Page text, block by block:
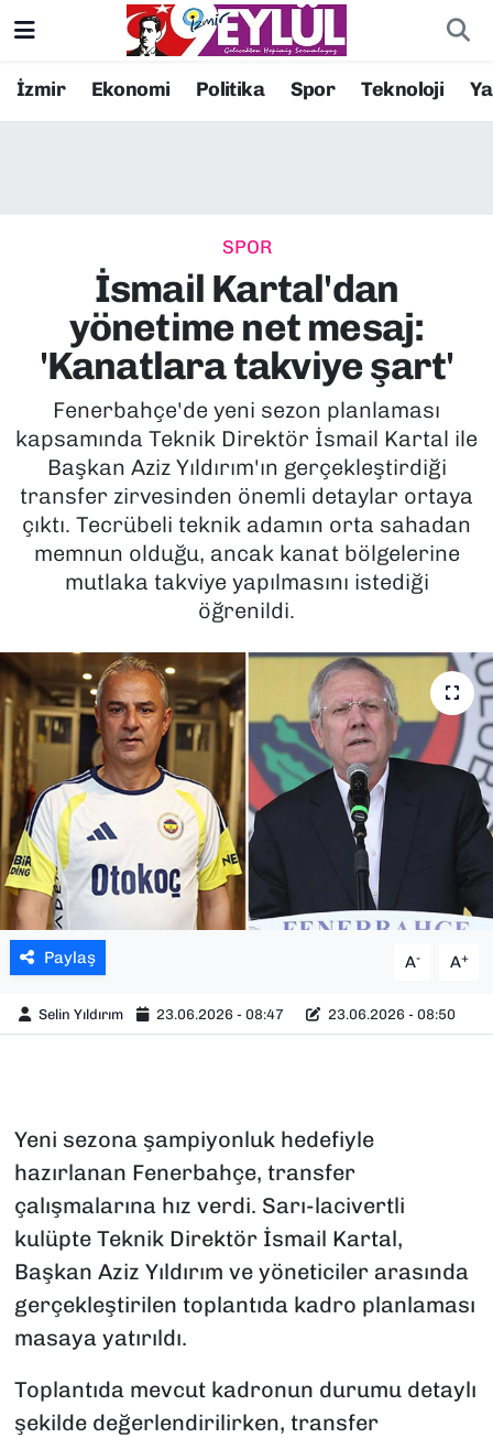
İzmir Ekonomi Politika Spor Teknoloji
SPOR
İsmail Kartal'dan
yönetime net mesaj:
'Kanatlara takviye şart'
Fenerbahçe'de yeni sezon planlaması
kapsamında Teknik Direktör İsmail Kartal ile
Başkan Aziz Yıldırım'ın gerçekleştirdiği
transfer zirvesinden önemli detaylar ortaya
çıktı. Tecrübeli teknik adamın orta sahadan
memnun olduğu, ancak kanat bölgelerine
mutlaka takviye yapılmasını istediği
öğrenildi.
Paylaş A- A+
Selin Yıldırım 23.06.2026 - 08:47 23.06.2026 - 08:50
Yeni sezona şampiyonluk hedefiyle
hazırlanan Fenerbahçe, transfer
çalışmalarına hız verdi. Sarı-lacivertli
kulüpte Teknik Direktör İsmail Kartal,
Başkan Aziz Yıldırım ve yöneticiler arasında
gerçekleştirilen toplantıda kadro planlaması
masaya yatırıldı.
Toplantıda mevcut kadronun durumu detaylı
şekilde değerlendirilirken, transfer
Resmi İlanlar
EKONOMİ
KÜLTÜR SANAT
MAGAZİN
POLİTİKA
SAĞLIK
SPOR
YAŞAM
YEREL YÖNETİMLER
Konak Nöbetçi Eczaneler
Süper Lig Puan Durumu ve Fikstür
Tüm Manşetler
Son Dakika Haberleri
Haber Arşivi